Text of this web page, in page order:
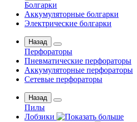
Болгарки
Аккумуляторные болгарки
Электрические болгарки
Назад
Перфораторы
Пневматические перфораторы
Аккумуляторные перфораторы
Сетевые перфораторы
Назад
Пилы
Лобзики